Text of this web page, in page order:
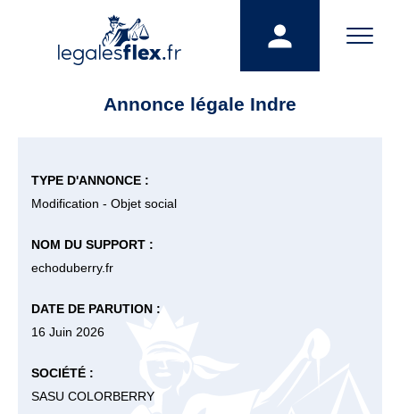
Annonce légale Indre
TYPE D'ANNONCE :
Modification - Objet social
NOM DU SUPPORT :
echoduberry.fr
DATE DE PARUTION :
16 Juin 2026
SOCIÉTÉ :
SASU COLORBERRY